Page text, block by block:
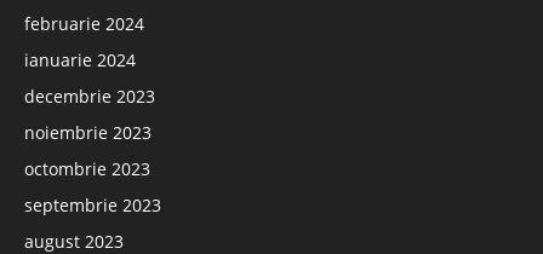
februarie 2024
ianuarie 2024
decembrie 2023
noiembrie 2023
octombrie 2023
septembrie 2023
august 2023